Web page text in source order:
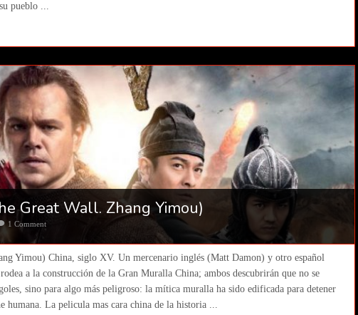
pueblo ...
Great Wall. Zhang Yimou)
1 Comment
Yimou) China, siglo XV. Un mercenario inglés (Matt Damon) y otro español
a la construcción de la Gran Muralla China; ambos descubrirán que no se
sino para algo más peligroso: la mítica muralla ha sido edificada para detener
humana. La pelicula mas cara china de la historia ...